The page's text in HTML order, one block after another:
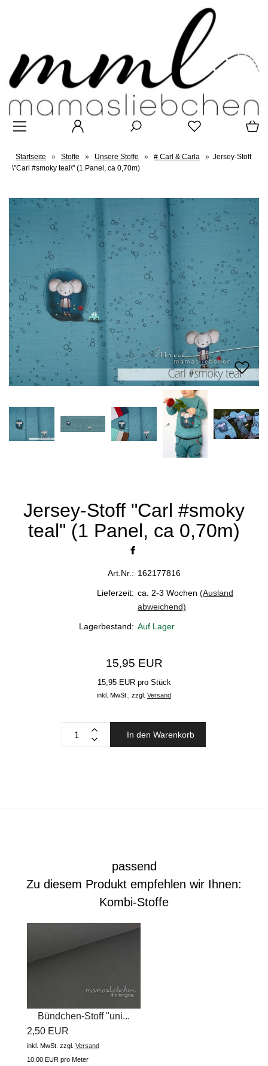
Startseite » Stoffe » Unsere Stoffe » # Carl & Carla » Jersey-Stoff
\"Carl #smoky teal\" (1 Panel, ca 0,70m)
Jersey-Stoff "Carl #smoky
teal" (1 Panel, ca 0,70m)
Art.Nr.: 162177816
Lieferzeit: ca. 2-3 Wochen (Ausland
abweichend)
Lagerbestand: Auf Lager
15,95 EUR
15,95 EUR pro Stück
inkl. MwSt., zzgl. Versand
In den Warenkorb
passend
Zu diesem Produkt empfehlen wir Ihnen:
Kombi-Stoffe
Bündchen-Stoff "uni...
2,50 EUR
inkl. MwSt. zzgl. Versand
10,00 EUR pro Meter